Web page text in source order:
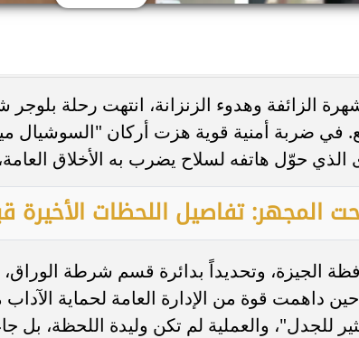
الزائفة وهدوء الزنزانة، انتهت رحلة
في ضربة أمنية قوية هزت أركان "السوشيال
الذي حوّل هاتفه لسلاح يضرب به الأخلاق
المجهر: تفاصيل اللحظات الأخيرة
الجيزة، وتحديداً بدائرة قسم شرطة
داهمت قوة من الإدارة العامة لحماية
للجدل"، والعملية لم تكن وليدة اللحظة، بل
صحية
جورجينا ترد على منتقدي جسدها: أحب